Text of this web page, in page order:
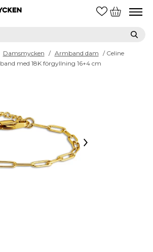
Damsmycken / Armband dam / Celine
med 18K förgyllning 16+4 cm